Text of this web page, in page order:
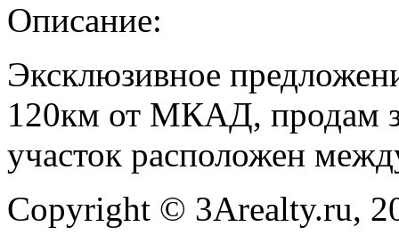
Описание:
Эксклюзивное
120км от МКАД, продам
участок расположен
Copyright © 3Arealty.ru,